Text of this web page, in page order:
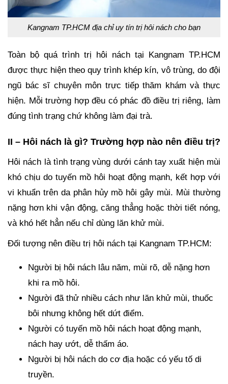
Kangnam TP.HCM địa chỉ uy tín trị hôi nách cho bạn
Toàn bộ quá trình trị hôi nách tại Kangnam TP.HCM
được thực hiện theo quy trình khép kín, vô trùng, do đội
ngũ bác sĩ chuyên môn trực tiếp thăm khám và thực
hiện. Mỗi trường hợp đều có phác đồ điều trị riêng, làm
đúng tình trạng chứ không làm đại trà.
II – Hôi nách là gì? Trường hợp nào nên điều trị?
Hôi nách là tình trạng vùng dưới cánh tay xuất hiện mùi
khó chịu do tuyến mồ hôi hoạt động mạnh, kết hợp với
vi khuẩn trên da phân hủy mồ hôi gây mùi. Mùi thường
nặng hơn khi vận động, căng thẳng hoặc thời tiết nóng,
và khó hết hẳn nếu chỉ dùng lăn khử mùi.
Đối tượng nên điều trị hôi nách tại Kangnam TP.HCM:
Người bị hôi nách lâu năm, mùi rõ, dễ nặng hơn
khi ra mồ hôi.
Người đã thử nhiều cách như lăn khử mùi, thuốc
bôi nhưng không hết dứt điểm.
Người có tuyến mồ hôi nách hoạt động mạnh,
nách hay ướt, dễ thấm áo.
Người bị hôi nách do cơ địa hoặc có yếu tố di
truyền.